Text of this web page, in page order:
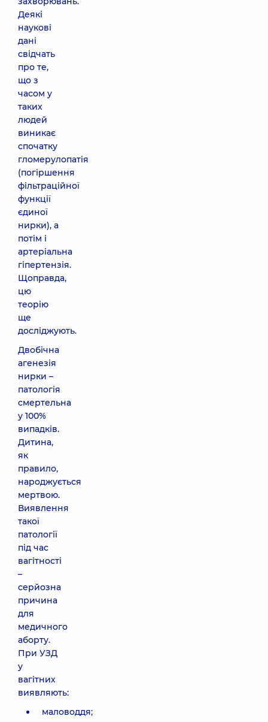
Деякі
наукові
дані
свідчать
про те,
що з
часом у
таких
людей
виникає
спочатку
гломерулопатія
(погіршення
фільтраційної
функції
єдиної
нирки), а
потім і
артеріальна
гіпертензія.
Щоправда,
цю
теорію
ще
досліджують.
Двобічна
агенезія
нирки –
патологія
смертельна
у 100%
випадків.
Дитина,
як
правило,
народжується
мертвою.
Виявлення
такої
патології
під час
вагітності
–
серйозна
причина
для
медичного
аборту.
При УЗД
у
вагітних
виявляють:
маловоддя;